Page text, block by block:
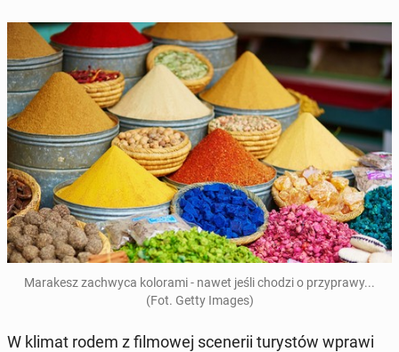
Ma­ra­kesz za­chwy­ca ko­lo­ra­mi - nawet jeśli chodzi o przy­pra­wy...
(Fot. Getty Images)
W klimat rodem z fil­mo­wej sce­ne­rii tu­ry­stów wprawi